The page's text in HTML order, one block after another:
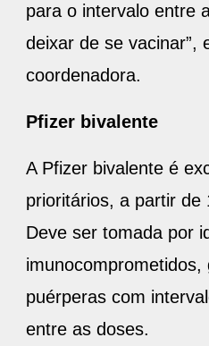
para o intervalo entre
deixar de se vacinar”,
coordenadora.
Pfizer bivalente
A Pfizer bivalente é
prioritários, a partir de
Deve ser tomada por
imunocomprometidos,
puérperas com
entre as doses.